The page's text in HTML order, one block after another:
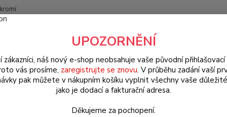
Hledat
Transporter T.25 (1979 » 92) Motorové díly (Engine parts)
sací/37.5mm - Typ 2/25 (1968
UPOZORNĚNÍ
zákazníci, náš nový e-shop neobsahuje vaše původní přihlašovací
vás prosíme, zaregistrujte se znovu. V průběhu zadání vaší
pak můžete v nákupním košíku vyplnit všechny vaše
jako je dodací a fakturační adresa.
Děkujeme za pochopení.